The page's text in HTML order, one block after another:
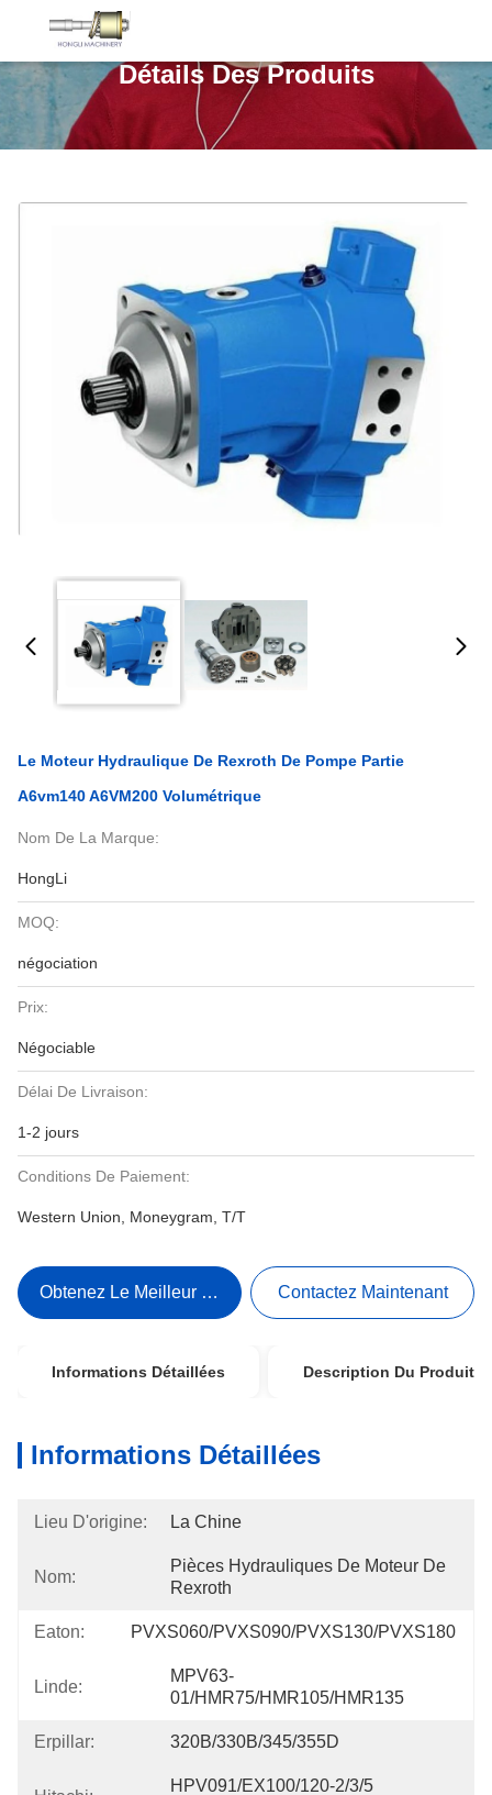
Détails Des Produits
Le Moteur Hydraulique De Rexroth De Pompe Partie
A6vm140 A6VM200 Volumétrique
Nom De La Marque:
HongLi
MOQ:
négociation
Prix:
Négociable
Délai De Livraison:
1-2 jours
Conditions De Paiement:
Western Union, Moneygram, T/T
Obtenez Le Meilleur Prix Contactez Maintenant
Informations Détaillées Description Du Produit
Informations Détaillées
Lieu D'origine: La Chine
Nom:
Pièces Hydrauliques De Moteur De
Rexroth
Eaton: PVXS060/PVXS090/PVXS130/PVXS180
Linde:
MPV63-
01/HMR75/HMR105/HMR135
Erpillar: 320B/330B/345/355D
HPV091/EX100/120-2/3/5